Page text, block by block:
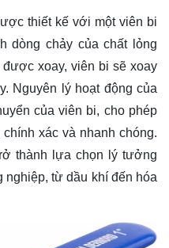
thiết kế với một viên bi
dòng chảy của chất lỏng
xoay, viên bi sẽ xoay
Nguyên lý hoạt động của
của viên bi, cho phép
xác và nhanh chóng.
thành lựa chọn lý tưởng
nghiệp, từ dầu khí đến hóa